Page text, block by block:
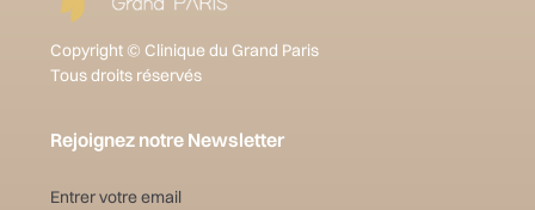
Copyright © Clinique du Grand Paris
Tous droits réservés
Rejoignez notre Newsletter